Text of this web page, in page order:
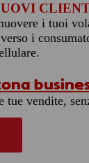
i tuoi
i
tue vendite,